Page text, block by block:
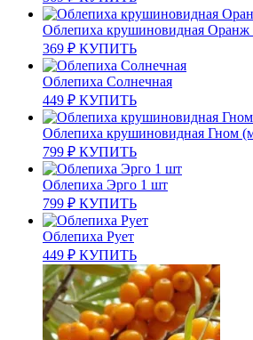
Облепиха крушиновидная
369 ₽ КУПИТЬ
Облепиха Солнечная
449 ₽ КУПИТЬ
Облепиха крушиновидная Гном
799 ₽ КУПИТЬ
Облепиха Эрго 1 шт
799 ₽ КУПИТЬ
Облепиха Рует
449 ₽ КУПИТЬ